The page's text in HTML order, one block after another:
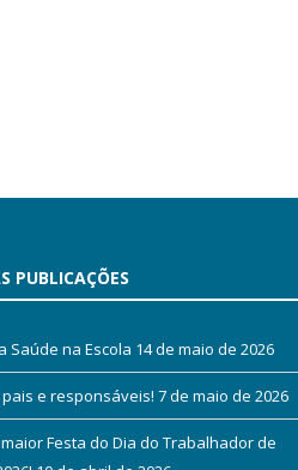
PUBLICAÇÕES
Saúde na Escola 14 de maio de 2026
e responsáveis! 7 de maio de 2026
Festa do Dia do Trabalhador de